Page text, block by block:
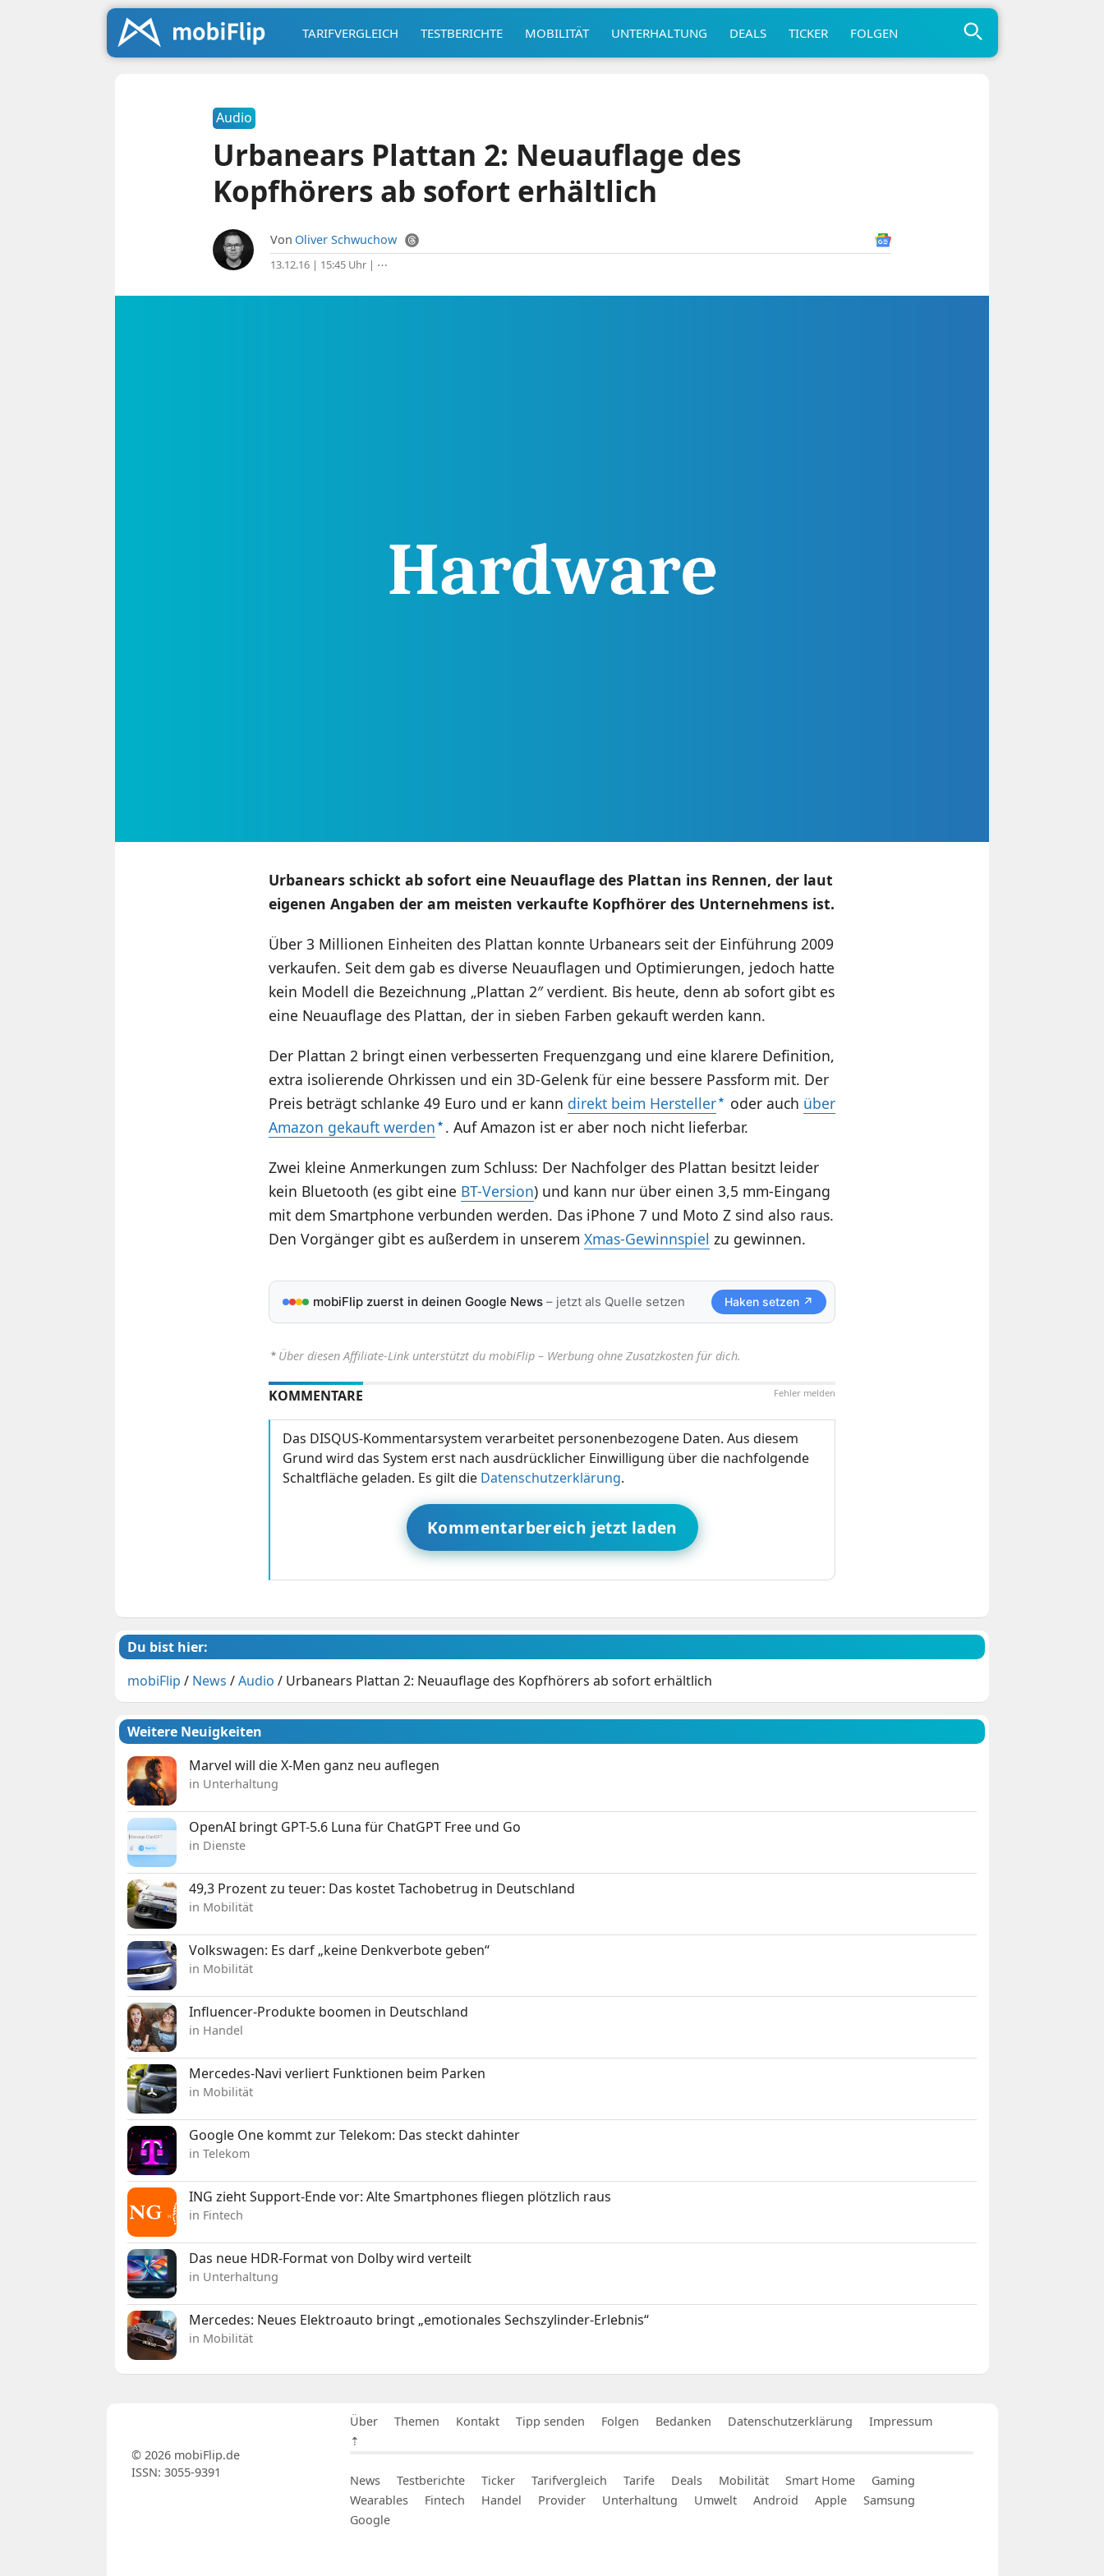
TARIFVERGLEICH TESTBERICHTE MOBILITÄT UNTERHALTUNG DEALS TICKER FOLGEN
Audio
Urbanears Plattan 2: Neuauflage des
Kopfhörers ab sofort erhältlich
Von Oliver Schwuchow
13.12.16 | 15:45 Uhr| ⋯
Urbanears schickt ab sofort eine Neuauflage des Plattan ins Rennen, der laut
eigenen Angaben der am meisten verkaufte Kopfhörer des Unternehmens ist.
Über 3 Millionen Einheiten des Plattan konnte Urbanears seit der Einführung 2009
verkaufen. Seit dem gab es diverse Neuauflagen und Optimierungen, jedoch hatte
kein Modell die Bezeichnung „Plattan 2″ verdient. Bis heute, denn ab sofort gibt es
eine Neuauflage des Plattan, der in sieben Farben gekauft werden kann.
Der Plattan 2 bringt einen verbesserten Frequenzgang und eine klarere Definition,
extra isolierende Ohrkissen und ein 3D-Gelenk für eine bessere Passform mit. Der
Preis beträgt schlanke 49 Euro und er kann direkt beim Hersteller oder auch über
Amazon gekauft werden . Auf Amazon ist er aber noch nicht lieferbar.
Zwei kleine Anmerkungen zum Schluss: Der Nachfolger des Plattan besitzt leider
kein Bluetooth (es gibt eine BT-Version) und kann nur über einen 3,5 mm-Eingang
mit dem Smartphone verbunden werden. Das iPhone 7 und Moto Z sind also raus.
Den Vorgänger gibt es außerdem in unserem Xmas-Gewinnspiel zu gewinnen.
mobiFlip zuerst in deinen Google News– jetzt als Quelle setzen Haken setzen ↗
⋆ Über diesen Affiliate-Link unterstützt du mobiFlip – Werbung ohne Zusatzkosten für dich.
Fehler melden
KOMMENTARE
Das DISQUS-Kommentarsystem verarbeitet personenbezogene Daten. Aus diesem
Grund wird das System erst nach ausdrücklicher Einwilligung über die nachfolgende
Schaltfläche geladen. Es gilt die Datenschutzerklärung.
Kommentarbereich jetzt laden
Du bist hier:
mobiFlip / News /Audio / Urbanears Plattan 2: Neuauflage des Kopfhörers ab sofort erhältlich
Weitere Neuigkeiten
Marvel will die X-Men ganz neu auflegen
in Unterhaltung
OpenAI bringt GPT-5.6 Luna für ChatGPT Free und Go
in Dienste
49,3 Prozent zu teuer: Das kostet Tachobetrug in Deutschland
in Mobilität
Volkswagen: Es darf „keine Denkverbote geben“
in Mobilität
Influencer-Produkte boomen in Deutschland
in Handel
Mercedes-Navi verliert Funktionen beim Parken
in Mobilität
Google One kommt zur Telekom: Das steckt dahinter
in Telekom
ING zieht Support-Ende vor: Alte Smartphones fliegen plötzlich raus
in Fintech
Das neue HDR-Format von Dolby wird verteilt
in Unterhaltung
Mercedes: Neues Elektroauto bringt „emotionales Sechszylinder-Erlebnis“
in Mobilität
Über Themen Kontakt Tipp senden Folgen Bedanken Datenschutzerklärung
Impressum
⇡
News Testberichte Ticker Tarifvergleich Tarife Deals Mobilität Smart Home
Gaming
Wearables
Fintech Handel Provider Unterhaltung Umwelt Android Apple
Samsung
Google
© 2026 mobiFlip.de
ISSN: 3055-9391